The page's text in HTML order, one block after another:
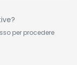
per procedere